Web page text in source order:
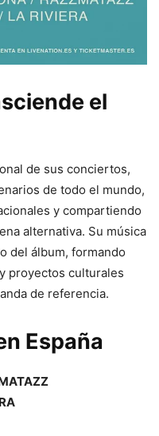
el
de sus conciertos,
de todo el mundo,
y compartiendo
alternativa. Su música
del álbum, formando
proyectos culturales
de referencia.
España